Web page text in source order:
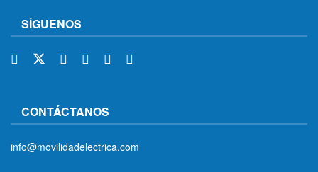
SÍGUENOS
CONTÁCTANOS
info@movilidadelectrica.com